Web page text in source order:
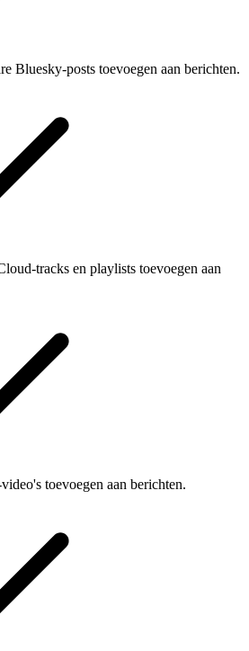
Bluesky-posts toevoegen aan berichten.
tracks en playlists toevoegen aan
toevoegen aan berichten.